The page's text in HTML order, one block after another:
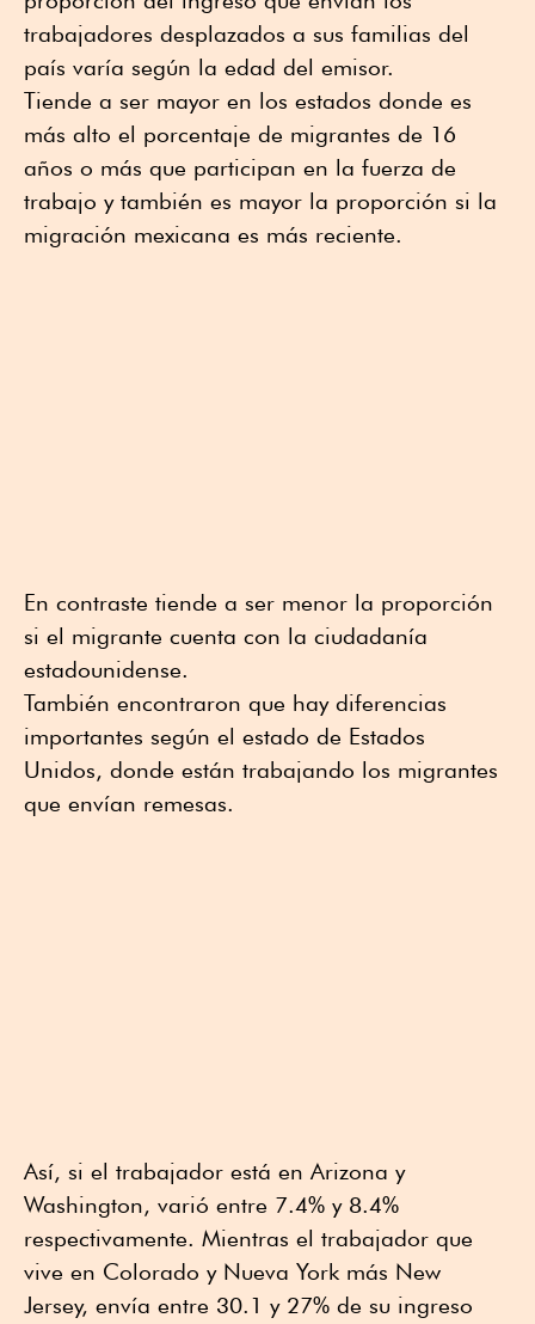
trabajadores desplazados a sus familias del
país varía según la edad del emisor.
Tiende a ser mayor en los estados donde es
más alto el porcentaje de migrantes de 16
años o más que participan en la fuerza de
trabajo y también es mayor la proporción si la
migración mexicana es más reciente.
En contraste tiende a ser menor la proporción
si el migrante cuenta con la ciudadanía
estadounidense.
También encontraron que hay diferencias
importantes según el estado de Estados
Unidos, donde están trabajando los migrantes
que envían remesas.
Así, si el trabajador está en Arizona y
Washington, varió entre 7.4% y 8.4%
respectivamente. Mientras el trabajador que
vive en Colorado y Nueva York más New
Jersey, envía entre 30.1 y 27% de su ingreso